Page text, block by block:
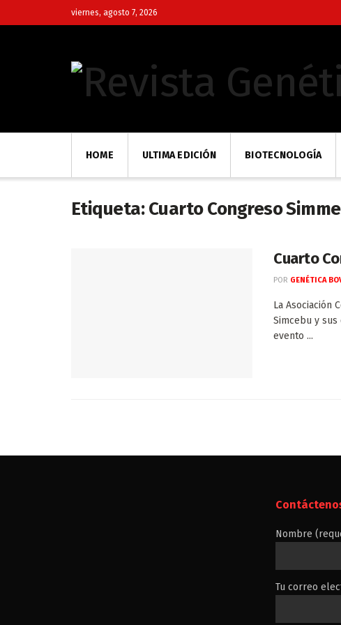
viernes, agosto 7, 2026
HOME ULTIMA EDICIÓN BIOTECNOLOGÍA
Etiqueta:Cuarto Congreso
Cuarto
POR GENÉTICA
La Asociación
Simcebu y sus
evento ...
Nombre
Tu correo